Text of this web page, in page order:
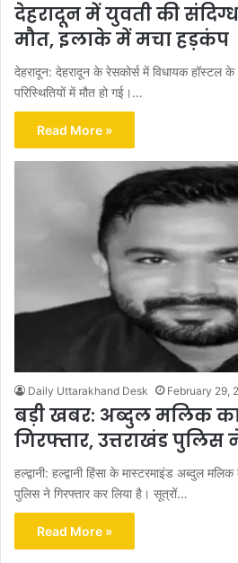
देहरादून में युवती की
मौत, इलाके में मचा हड़कंप
देहरादून: देहरादून के रेसकोर्स में विधायक हॉस्टल
परिस्थितियों में मौत हो गई।…
Read More »
Daily Uttarakhand Desk February 29,
बड़ी खबर: अब्दुल मलिक का
गिरफ्तार, उत्तराखंड पुलिस
हल्द्वानी: हल्द्वानी हिंसा के मास्टरमाइंड अब्दुल
पुलिस ने गिरफ्तार कर लिया है। सूत्रों…
Read More »